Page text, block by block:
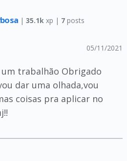
| 35.1kxp | 7posts
05/11/2021
trabalhão Obrigado
dar uma olhada,vou
coisas pra aplicar no